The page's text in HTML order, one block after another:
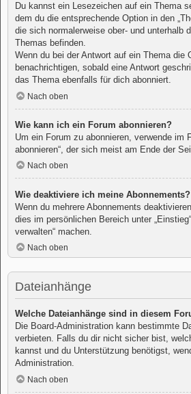
Du kannst ein Lesezeichen auf ein Thema
dem du die entsprechende Option in den
die sich normalerweise ober- und unterhalb
Themas befinden.
Wenn du bei der Antwort auf ein Thema die
benachrichtigen, sobald eine Antwort
das Thema ebenfalls für dich abonniert.
Nach oben
Wie kann ich ein Forum abonnieren?
Um ein Forum zu abonnieren, verwende im
abonnieren“, der sich meist am Ende der
Nach oben
Wie deaktiviere ich meine Abonnements?
Wenn du mehrere Abonnements
dies im persönlichen Bereich unter
verwalten“ machen.
Nach oben
Dateianhänge
Welche Dateianhänge sind in diesem
Die Board-Administration kann bestimmte
verbieten. Falls du dir nicht sicher bist,
kannst und du Unterstützung benötigst,
Administration.
Nach oben